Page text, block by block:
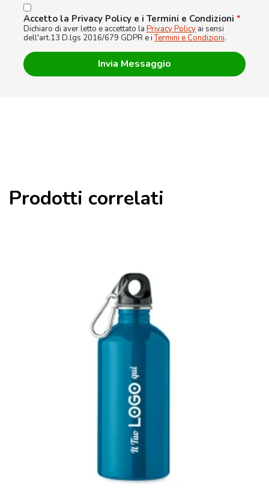
Accetto la Privacy Policy e i Termini e Condizioni *
Dichiaro di aver letto e accettato la Privacy Policy ai sensi
dell'art.13 D.lgs 2016/679 GDPR e iTermini e Condizioni.
Prodotti correlati